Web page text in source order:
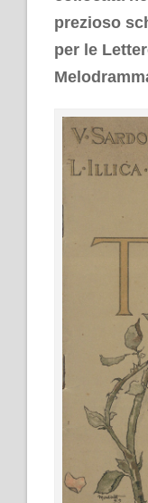
prezioso
per le